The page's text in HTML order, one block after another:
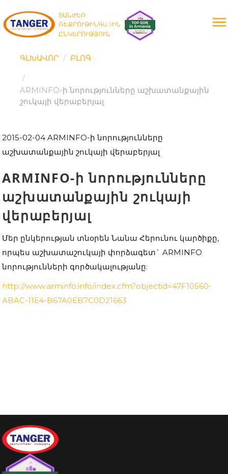
ՏԱՆԺԵՌ
ՌԵՔՐՈՒԹԻՆԳԱՅԻՆ
ԸՆԿԵՐՈՒԹՅՈՒՆ
ԳԼԽԱՎՈՐ ԲԼՈԳ
ARMINFO-ի նորությունները աշխատանքային
շուկայի վերաբերյալ
2015-02-04 ARMINFO-ի նորությունները
աշխատանքային շուկայի վերաբերյալ
ARMINFO-ի նորությունները
աշխատանքային շուկայի
վերաբերյալ
Մեր ընկերության տնօրեն Նանա Հերունու կարծիքը,
որպես աշխատաշուկայի փորձագետ` ARMINFO
նորությունների գործակալությանը:
http://www.arminfo.info/index.cfm?objectid=47F10560-
ABAC-11E4-B67A0EB7C0D21663